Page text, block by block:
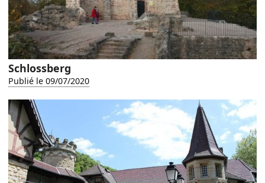
Schlossberg
Publié le 09/07/2020